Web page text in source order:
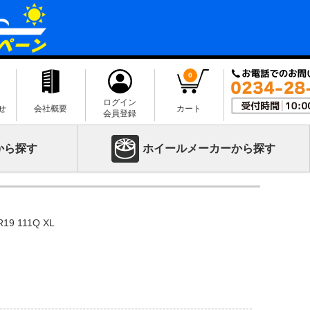
会社概要
ログイン
会員登録
0
カート
ら探す ホイールメーカーから探す
111Q XL